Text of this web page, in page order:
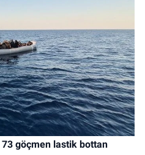
73 göçmen lastik bottan